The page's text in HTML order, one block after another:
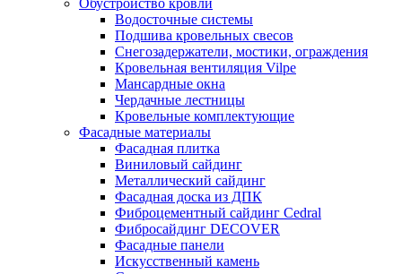
Обустройство кровли
Водосточные системы
Подшива кровельных свесов
Снегозадержатели, мостики, ограждения
Кровельная вентиляция Vilpe
Мансардные окна
Чердачные лестницы
Кровельные комплектующие
Фасадные материалы
Фасадная плитка
Виниловый сайдинг
Металлический сайдинг
Фасадная доска из ДПК
Фиброцементный сайдинг Cedral
Фибросайдинг DECOVER
Фасадные панели
Искусственный камень